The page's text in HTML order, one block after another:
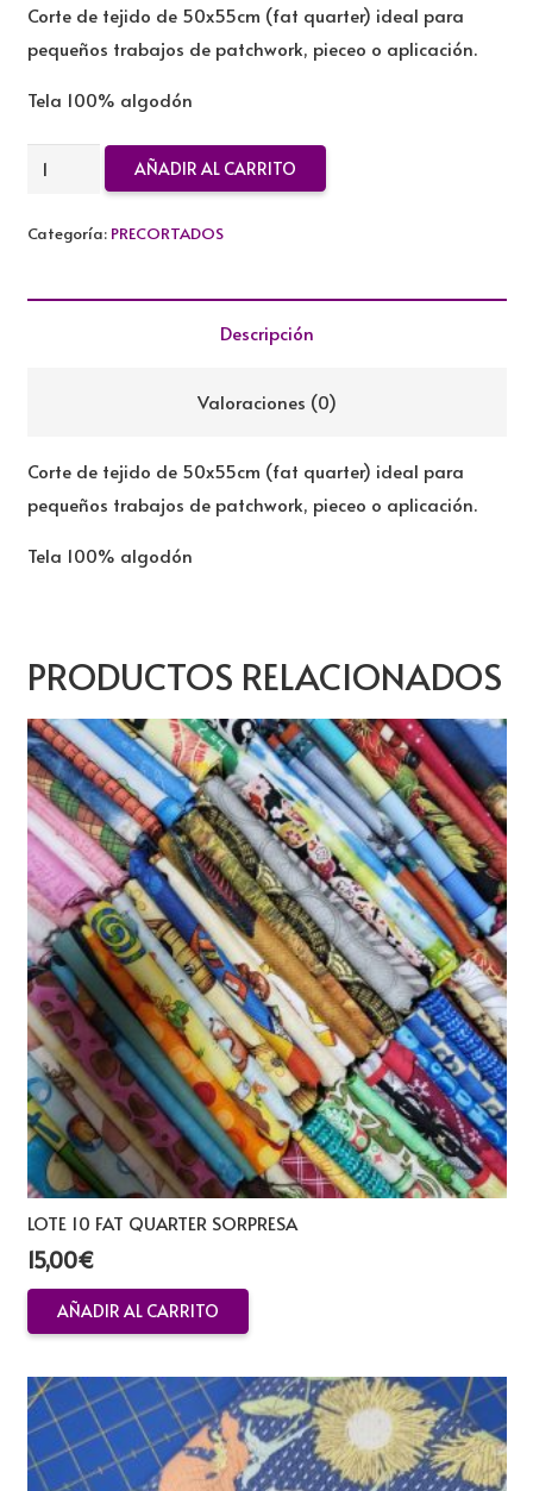
Corte de tejido de 50x55cm (fat quarter) ideal para
pequeños trabajos de patchwork, pieceo o aplicación.
Tela 100% algodón
FAT
50X55CM
AÑADIR AL CARRITO
Categoría: PRECORTADOS
Descripción
Valoraciones (0)
Corte de tejido de 50x55cm (fat quarter) ideal para
pequeños trabajos de patchwork, pieceo o aplicación.
Tela 100% algodón
PRODUCTOS RELACIONADOS
LOTE 10 FAT QUARTER SORPRESA
15,00€
AÑADIR AL CARRITO